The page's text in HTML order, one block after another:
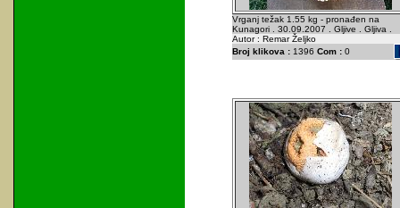
Vrganj težak 1.55 kg - pronađen na
Kunagori . 30.09.2007 . Gljive . Gljiva .
Autor : Remar Željko
Broj klikova :1396 Com :0